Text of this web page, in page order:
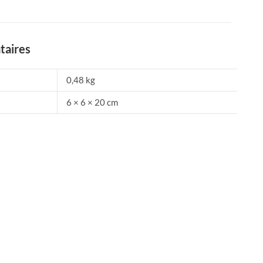
0,48 kg
6 × 6 × 20 cm